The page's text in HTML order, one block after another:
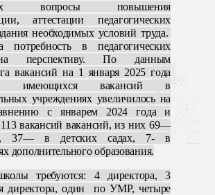
вопросы повышения
аттестации педагогических
необходимых условий труда.
потребность в педагогических
перспективу. По данным
вакансий на 1 января 2025 года
имеющихся вакансий в
учреждениях увеличилось на
с январем 2024 года и
113 вакансий вакансий, из них 69—
37— в детских садах, 7- в
дополнительного образования.
требуются: 4 директора, 3
директора, один по УМР, четыре